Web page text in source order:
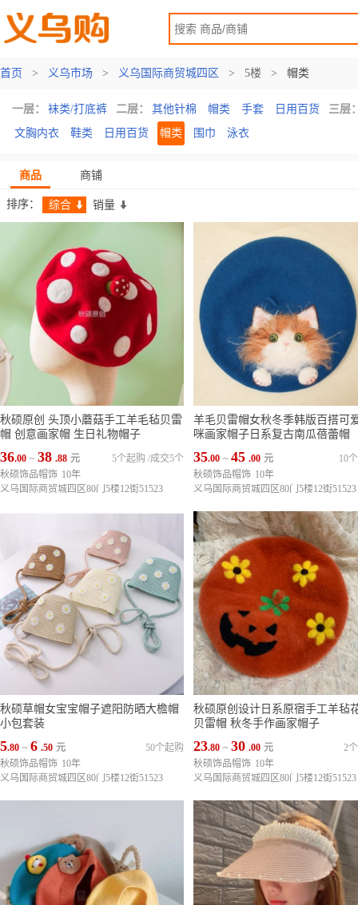
首页 > 义乌市场 > 义乌国际商贸城四区 > 5楼 > 帽类
一层： 袜类/打底裤 二层： 其他针棉 帽类 手套 日用百货
三层
文胸内衣
鞋类 日用百货 帽类 围巾 泳衣
商品 商铺
排序： 综合 销量
秋硕原创 头顶小蘑菇手工羊毛毡贝雷
帽 创意画家帽 生日礼物帽子
36.00 ~ 38 .88 元 成交5个
5个起购 /
秋硕饰品帽饰 10年
义乌国际商贸城四区80门5楼12街51523
羊毛贝雷帽女秋冬季韩版百搭可
咪画家帽子日系复古南瓜蓓蕾帽
35.00 ~ 45 .00 元
10
秋硕饰品帽饰 10年
义乌国际商贸城四区80门5楼12街51523
秋硕草帽女宝宝帽子遮阳防晒大檐帽
小包套装
5.80 ~ 6 .50 元
50个起购
秋硕饰品帽饰 10年
义乌国际商贸城四区80门5楼12街51523
秋硕原创设计日系原宿手工羊毡
贝雷帽 秋冬手作画家帽子
23.80 ~ 30 .00 元
2
秋硕饰品帽饰 10年
义乌国际商贸城四区80门5楼12街51523